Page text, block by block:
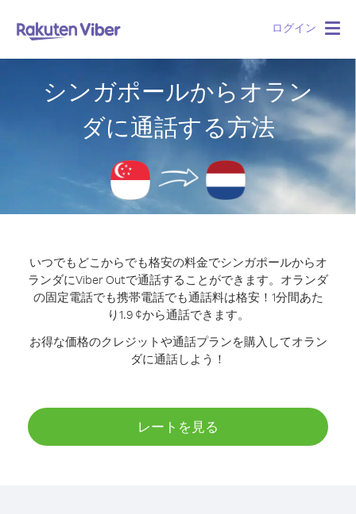
ログイン
シンガポールからオラン
ダに通話する方法
いつでもどこからでも格安の料金でシンガポールからオ
ランダにViber Outで通話することができます。 オランダ
の固定電話でも携帯電話でも通話料は格安！1分間あた
り1.9 ¢から通話できます。
お得な価格のクレジットや通話プランを購入してオラン
ダに通話しよう！
レートを見る